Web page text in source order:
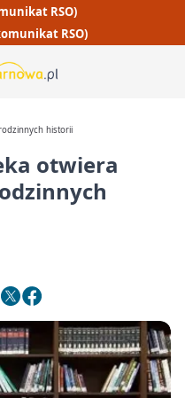
RSO)
RSO)
historii
otwiera